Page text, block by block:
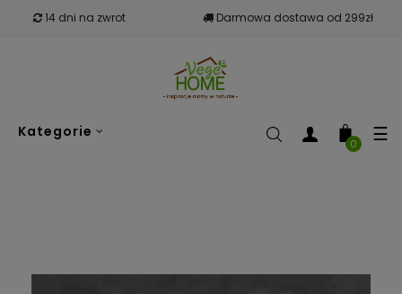
14 dni na zwrot Darmowa dostawa od 299zł
Kategorie ☰
0